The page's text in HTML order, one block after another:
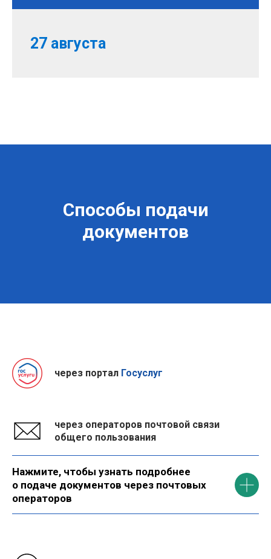
27 августа
Способы подачи
документов
через портал Госуслуг
через операторов почтовой связи
общего пользования
Нажмите, чтобы узнать подробнее
о подаче документов через почтовых
операторов